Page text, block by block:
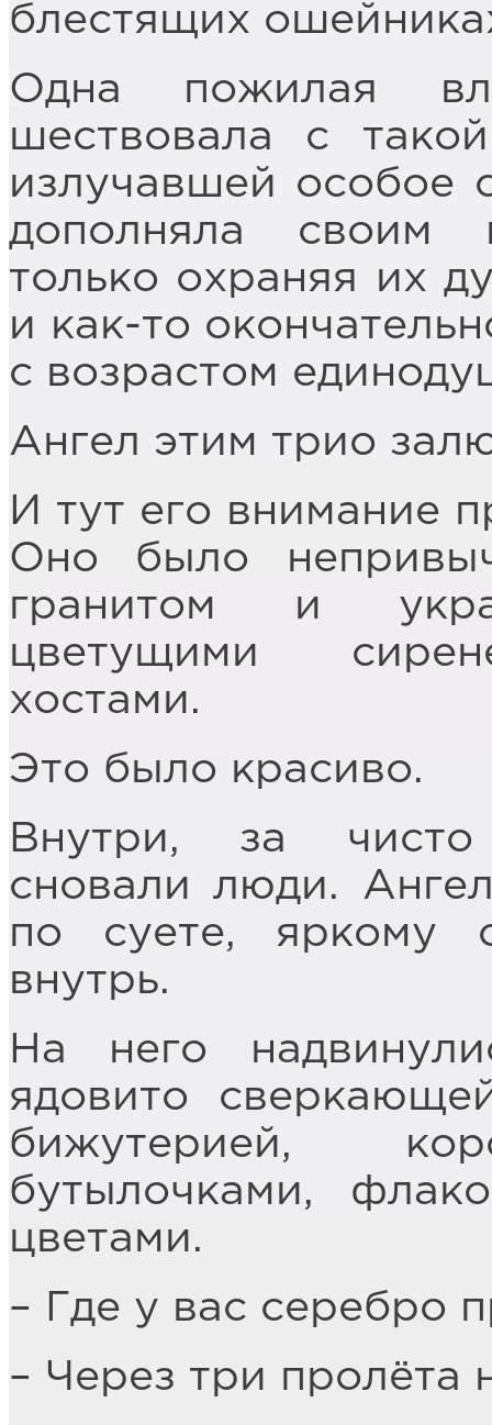
блестящих
Одна пожилая
шествовала с
излучавшей особое
дополняла своим
только охраняя их
и как-то
с возрастом
Ангел этим трио
И тут его внимание
Оно было
гранитом и
цветущими
хостами.
Это было красиво.
Внутри, за
сновали люди.
по суете, яркому
внутрь.
На него
ядовито
бижутерией,
бутылочками,
цветами.
– Где у вас серебро
– Через три пролёта